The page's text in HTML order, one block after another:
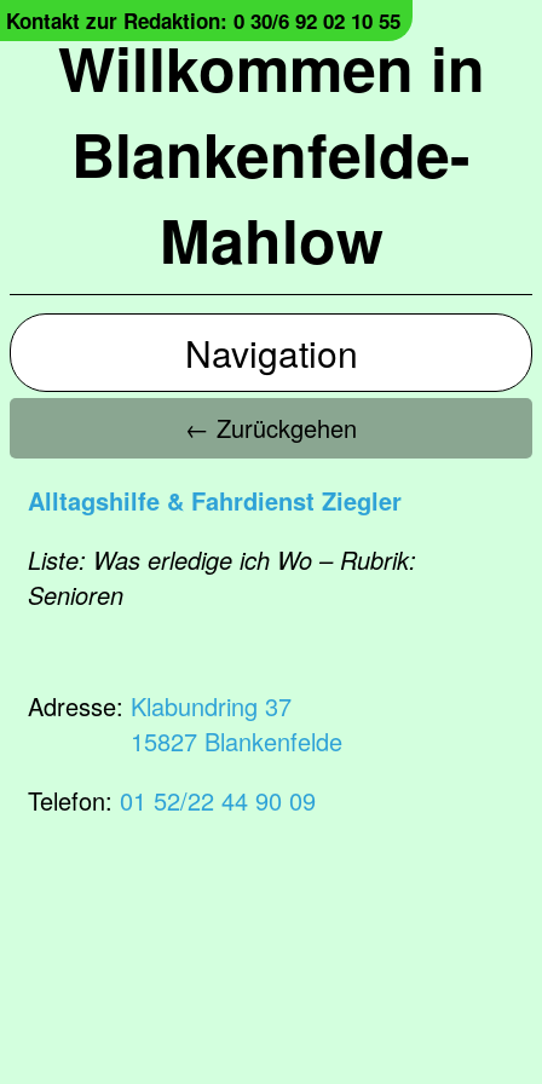
Willkommen in
Blankenfelde-
Mahlow
Kontakt zur Redaktion: 0 30/6 92 02 10 55
Navigation
← Zurückgehen
Alltagshilfe & Fahrdienst Ziegler
Liste: Was erledige ich Wo – Rubrik:
Senioren
Adresse: Klabundring 37
15827 Blankenfelde
Telefon: 01 52/22 44 90 09